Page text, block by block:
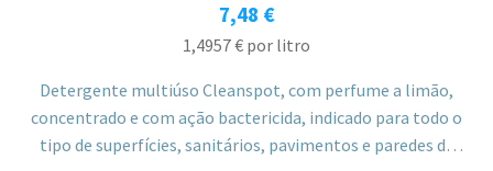
7,48 €
1,4957€ por litro
Detergente multiúso Cleanspot, com perfume a limão,
concentrado e com ação bactericida, indicado para todo o
tipo de superfícies, sanitários, pavimentos e paredes de